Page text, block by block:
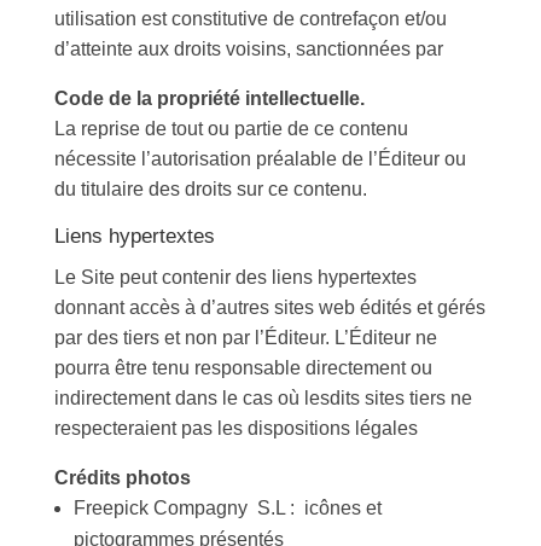
utilisation est constitutive de contrefaçon et/ou
d’atteinte aux droits voisins, sanctionnées par
Code de la propriété intellectuelle.
La reprise de tout ou partie de ce contenu
nécessite l’autorisation préalable de l’Éditeur ou
du titulaire des droits sur ce contenu.
Liens hypertextes
Le Site peut contenir des liens hypertextes
donnant accès à d’autres sites web édités et gérés
par des tiers et non par l’Éditeur. L’Éditeur ne
pourra être tenu responsable directement ou
indirectement dans le cas où lesdits sites tiers ne
respecteraient pas les dispositions légales
Crédits photos
Freepick Compagny S.L : icônes et
pictogrammes présentés